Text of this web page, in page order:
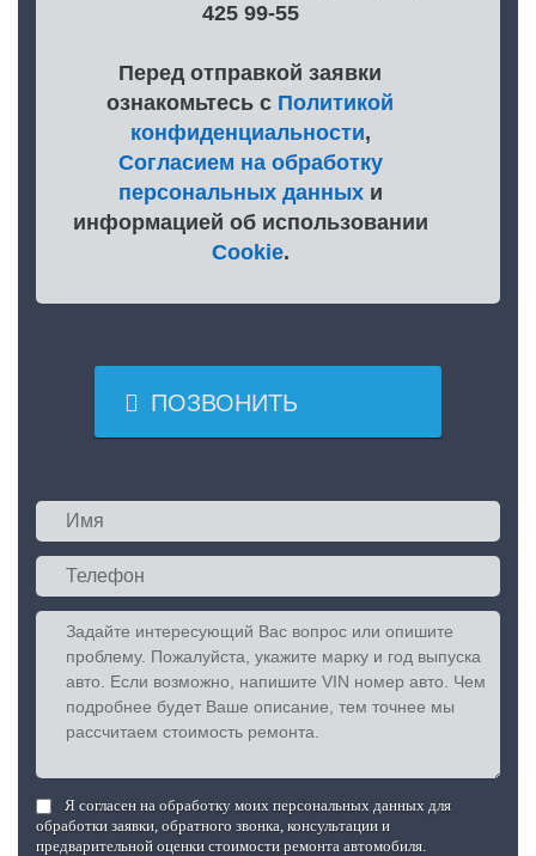
425 99-55
Перед отправкой заявки
ознакомьтесь с Политикой
конфиденциальности,
Согласием на обработку
персональных данныхи
информацией об использовании
Cookie.
 ПОЗВОНИТЬ
Я согласен на обработку моих персональных данных для
обработки заявки, обратного звонка, консультации и
предварительной оценки стоимости ремонта автомобиля.